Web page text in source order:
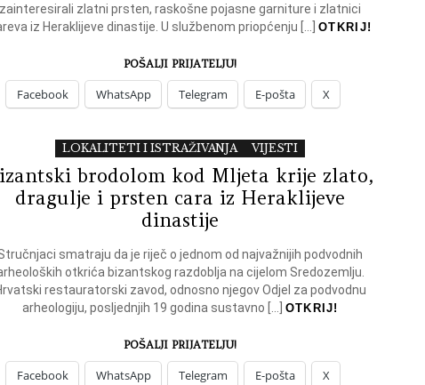
zainteresirali zlatni prsten, raskošne pojasne garniture i zlatnici
iz Heraklijeve dinastije. U službenom priopćenju […]OTKRIJ!
POŠALJI PRIJATELJU!
Facebook WhatsApp Telegram E-pošta X
LOKALITETI I ISTRAŽIVANJA VIJESTI
brodolom kod Mljeta krije zlato,
dragulje i prsten cara iz Heraklijeve
dinastije
smatraju da je riječ o jednom od najvažnijih podvodnih
otkrića bizantskog razdoblja na cijelom Sredozemlju.
restauratorski zavod, odnosno njegov Odjel za podvodnu
arheologiju, posljednjih 19 godina sustavno […] OTKRIJ!
POŠALJI PRIJATELJU!
Facebook WhatsApp Telegram E-pošta X